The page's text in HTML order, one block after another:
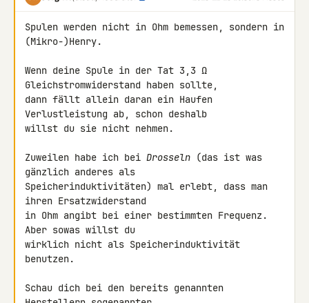
Spulen werden nicht in Ohm bemessen, sondern in
(Mikro-)Henry.
Wenn deine Spule in der Tat 3,3 Ω
Gleichstromwiderstand haben sollte,
dann fällt allein daran ein Haufen
Verlustleistung ab, schon deshalb
willst du sie nicht nehmen.
Zuweilen habe ich bei Drosseln (das ist was
gänzlich anderes als
Speicherinduktivitäten) mal erlebt, dass man
ihren Ersatzwiderstand
in Ohm angibt bei einer bestimmten Frequenz.
Aber sowas willst du
wirklich nicht als Speicherinduktivität
benutzen.
Schau dich bei den bereits genannten